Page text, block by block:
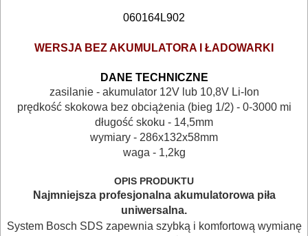
ELEKTRONARZĘDZIA
AKUMULATOROWE
ZESTAWY
NARZĘDZI
akumulatory
ładowarki
WKRĘTARKI
bruzdownice
060164L902
WERSJA BEZ AKUMULATORA I ŁADOWARKI
DANE TECHNICZNE
zasilanie - akumulator 12V lub 10,8V Li-Ion
prędkość skokowa bez obciążenia (bieg 1/2) - 0-3000 mi
długość skoku - 14,5mm
wymiary - 286x132x58mm
waga - 1,2kg
OPIS PRODUKTU
Najmniejsza profesjonalna akumulatorowa piła
uniwersalna.
System Bosch SDS zapewnia szybką i komfortową wymianę